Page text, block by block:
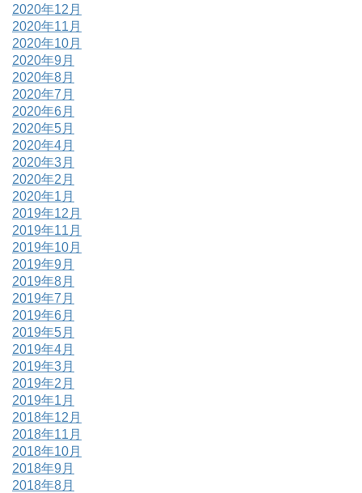
2020年12月
2020年11月
2020年10月
2020年9月
2020年8月
2020年7月
2020年6月
2020年5月
2020年4月
2020年3月
2020年2月
2020年1月
2019年12月
2019年11月
2019年10月
2019年9月
2019年8月
2019年7月
2019年6月
2019年5月
2019年4月
2019年3月
2019年2月
2019年1月
2018年12月
2018年11月
2018年10月
2018年9月
2018年8月